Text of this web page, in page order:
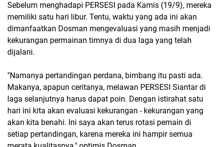
Sebelum menghadapi PERSESI pada Kamis (19/9), mereka
memiliki satu hari libur. Tentu, waktu yang ada ini akan
dimanfaatkan Dosman mengevaluasi yang masih menjadi
kekurangan permainan timnya di dua laga yang telah
dijalani.
"Namanya pertandingan perdana, bimbang itu pasti ada.
Makanya, apapun ceritanya, melawan PERSESI Siantar di
laga selanjutnya harus dapat poin. Dengan istirahat satu
hari ini kita akan evaluasi kekurangan - kekurangan yang
akan kita benahi. Ini saya akan terus rotasi pemain di
setiap pertandingan, karena mereka ini hampir semua